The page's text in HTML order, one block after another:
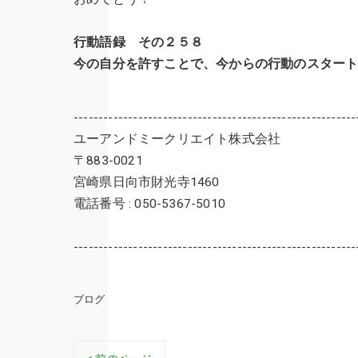
行動語録 その２５８
今の自分を許すことで、今からの行動のスター
ユーアンドミークリエイト株式会社
〒883-0021
宮崎県日向市財光寺1460
電話番号 : 050-5367-5010
ブログ